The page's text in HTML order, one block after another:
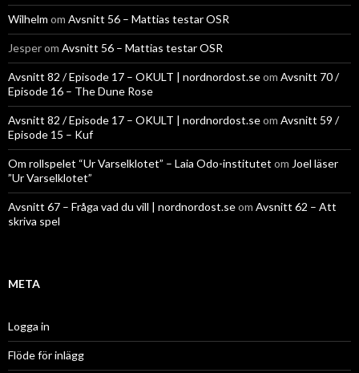
Wilhelm om Avsnitt 56 – Mattias testar OSR
Jesperom Avsnitt 56 – Mattias testar OSR
Avsnitt 82 / Episode 17 – OKULT | nordnordost.seom Avsnitt 70 /
Episode 16 – The Dune Rose
Avsnitt 82 / Episode 17 – OKULT | nordnordost.seom Avsnitt 59 /
Episode 15 – Kuf
Om rollspelet “Ur Varselklotet” – Laia Odo-institutet om Joel läser
”Ur Varselklotet”
Avsnitt 67 – Fråga vad du vill | nordnordost.seom Avsnitt 62 – Att
skriva spel
META
Logga in
Flöde för inlägg